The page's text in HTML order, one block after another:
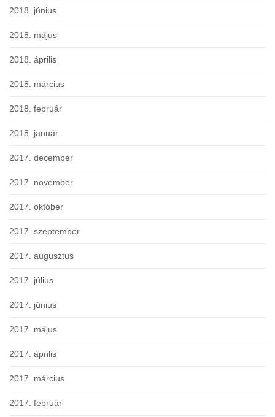
2018. június
2018. május
2018. április
2018. március
2018. február
2018. január
2017. december
2017. november
2017. október
2017. szeptember
2017. augusztus
2017. július
2017. június
2017. május
2017. április
2017. március
2017. február